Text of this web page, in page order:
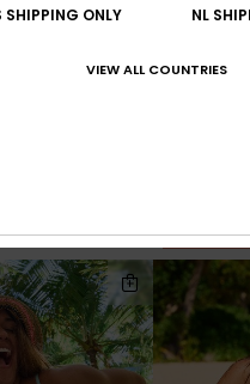
Moderate
Bikinibroekje met
SALE ON
SHIPPING ONLY NL
VIEW ALL COUNTRIES